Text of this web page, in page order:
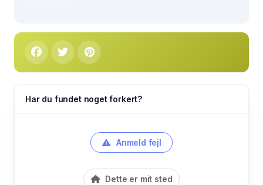
Har du fundet noget forkert?
Anmeld fejl
Dette er mit sted